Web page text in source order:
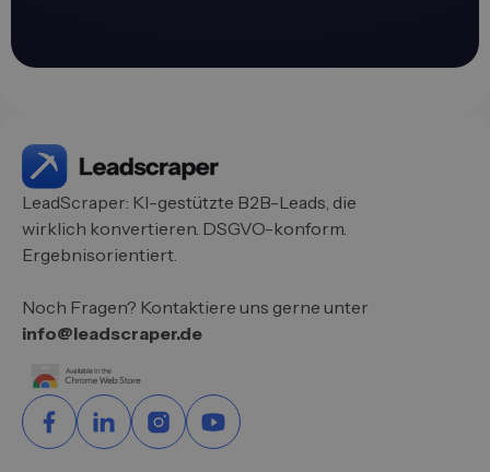
LeadScraper: KI-gestützte B2B-Leads, die
wirklich konvertieren. DSGVO-konform.
Ergebnisorientiert.
Noch Fragen? Kontaktiere uns gerne unter
info@leadscraper.de